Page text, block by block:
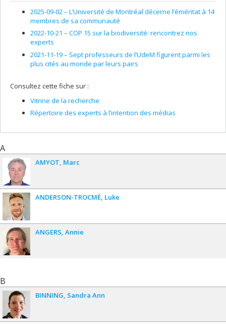
2025-09-02 – L’Université de Montréal décerne l’éméritat à 14
membres de sa communauté
2022-10-21 – COP 15 sur la biodiversité: rencontrez nos
experts
2021-11-19 – Sept professeurs de l’UdeM figurent parmi les
plus cités au monde par leurs pairs
Consultez cette fiche sur :
Vitrine de la recherche
Répertoire des experts à l’intention des médias
A
AMYOT Marc
ANDERSON-TROCMÉ Luke
ANGERS Annie
B
BINNING Sandra Ann